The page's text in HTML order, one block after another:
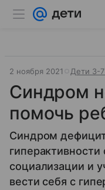
2 ноября 2021 Дети 3-
Синдром
помочь
Синдром
социализации и
вести себя с